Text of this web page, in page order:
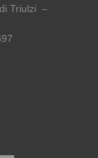
Triulzi –